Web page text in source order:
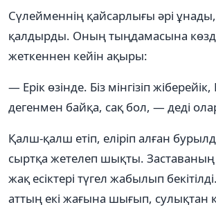
Сүлейменнің қайсарлығы әрі ұнады,
қалдырды. Оның тыңдамасына
жеткеннен кейін ақыры:
— Ерік өзінде. Біз мінгізіп жіберейік,
дегенмен байқа, сақ бол, — деді
Қалш-қалш етіп, еліріп алған
сыртқа жетелеп шықты.
жақ есіктері түгел жабылып
аттың екі жағына шығып, сулықтан